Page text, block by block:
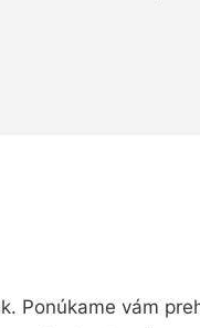
Ponúkame vám